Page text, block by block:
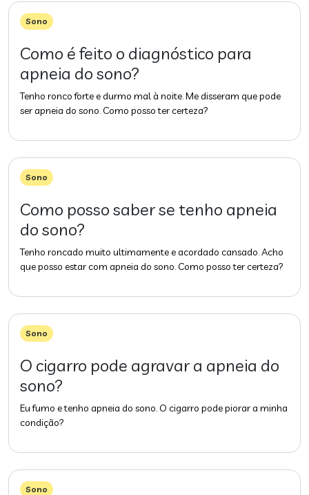
Sono
Como é feito o diagnóstico para
apneia do sono?
Tenho ronco forte e durmo mal à noite. Me disseram que pode
ser apneia do sono. Como posso ter certeza?
Sono
Como posso saber se tenho apneia
do sono?
Tenho roncado muito ultimamente e acordado cansado. Acho
que posso estar com apneia do sono. Como posso ter certeza?
Sono
O cigarro pode agravar a apneia do
sono?
Eu fumo e tenho apneia do sono. O cigarro pode piorar a minha
condição?
Sono